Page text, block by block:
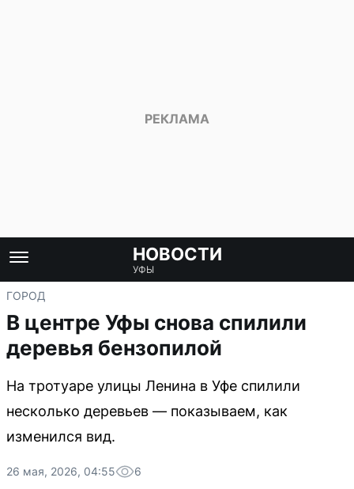
НОВОСТИ
УФЫ
ГОРОД
В центре Уфы снова спилили
деревья бензопилой
На тротуаре улицы Ленина в Уфе спилили
несколько деревьев — показываем, как
изменился вид.
26 мая, 2026, 04:55 6